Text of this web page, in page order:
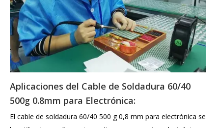
Aplicaciones del Cable de Soldadura 60/40
500g 0.8mm para Electrónica:
El cable de soldadura 60/40 500 g 0,8 mm para electrónica se